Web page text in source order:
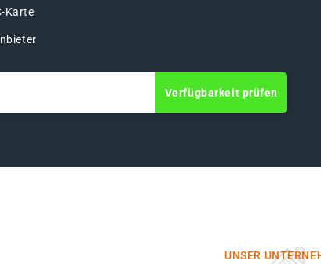
Karte
Verfügbarkeit prüfen
UNSER